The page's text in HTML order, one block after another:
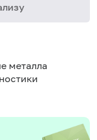
металла